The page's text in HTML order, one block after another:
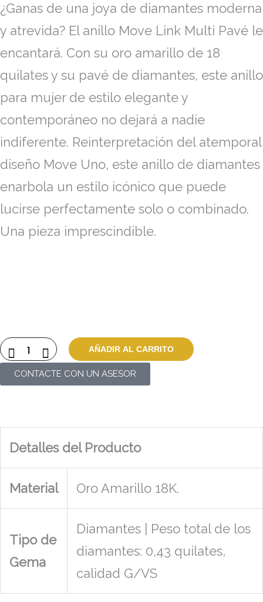
¿Ganas de una joya de diamantes moderna
y atrevida? El anillo Move Link Multi Pavé le
encantará. Con su oro amarillo de 18
quilates y su pavé de diamantes, este anillo
para mujer de estilo elegante y
contemporáneo no dejará a nadie
indiferente. Reinterpretación del atemporal
diseño Move Uno, este anillo de diamantes
enarbola un estilo icónico que puede
lucirse perfectamente solo o combinado.
Una pieza imprescindible.
AÑADIR AL CARRITO
CONTACTE CON UN ASESOR
Detalles del Producto
Material Oro Amarillo 18K.
Tipo de
Gema
Diamantes | Peso total de los
diamantes: 0,43 quilates,
calidad G/VS